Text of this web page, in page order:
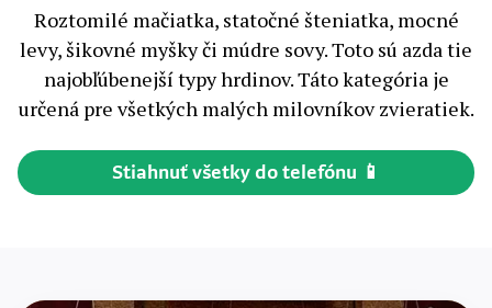
Roztomilé mačiatka, statočné šteniatka, mocné
levy, šikovné myšky či múdre sovy. Toto sú azda tie
najobľúbenejší typy hrdinov. Táto kategória je
určená pre všetkých malých milovníkov zvieratiek.
Stiahnuť všetky do telefónu 📱